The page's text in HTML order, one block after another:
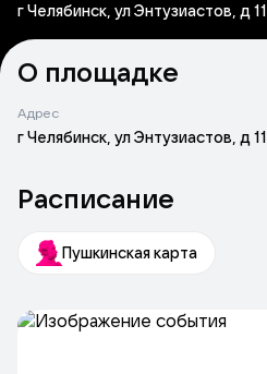
г Челябинск, ул Энтузиастов, д 11
О площадке
Адрес
г Челябинск, ул Энтузиастов, д 11
Расписание
Пушкинская карта